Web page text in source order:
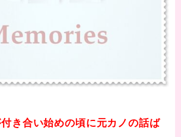
き合い始めの頃に元カノの話ば